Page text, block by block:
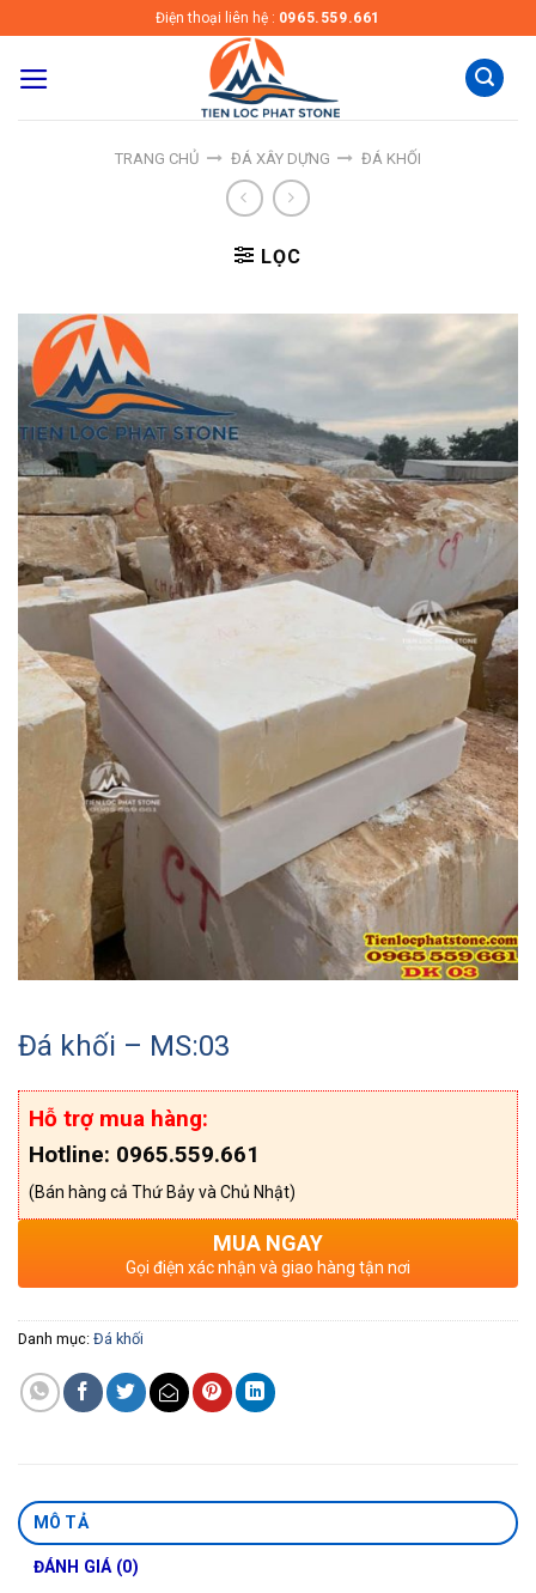
to
content
Điện thoại liên hệ : 0965.559.661
TRANG CHỦ ĐÁ XÂY DỰNG ĐÁ KHỐI
LỌC
Đá khối – MS:03
Hỗ trợ mua hàng:
Hotline: 0965.559.661
(Bán hàng cả Thứ Bảy và Chủ Nhật)
MUA NGAY
Gọi điện xác nhận và giao hàng tận nơi
Danh mục: Đá khối
MÔ TẢ
ĐÁNH GIÁ (0)